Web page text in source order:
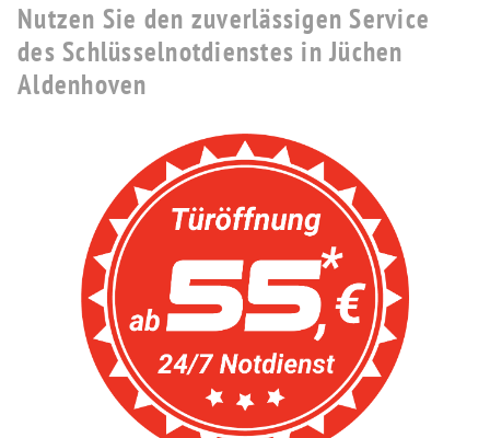
Nutzen Sie den zuverlässigen Service
des Schlüsselnotdienstes in Jüchen
Aldenhoven